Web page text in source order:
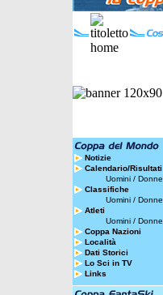
Notizie
Calendario/Risultati
Uomini / Donne
Classifiche
Uomini / Donne
Atleti
Uomini / Donne
Coppa Nazioni
Località
Dati Storici
Lo Sci in TV
Links